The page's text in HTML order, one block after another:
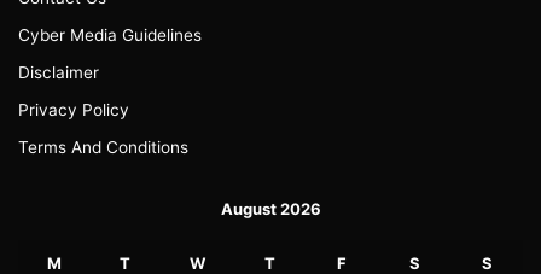
Cyber Media Guidelines
Disclaimer
Privacy Policy
Terms And Conditions
August 2026
M T W T F S S